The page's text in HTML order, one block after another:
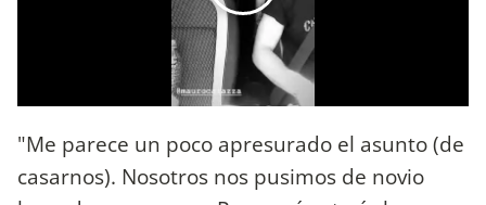
"Me parece un poco apresurado el asunto (de
casarnos). Nosotros nos pusimos de novio